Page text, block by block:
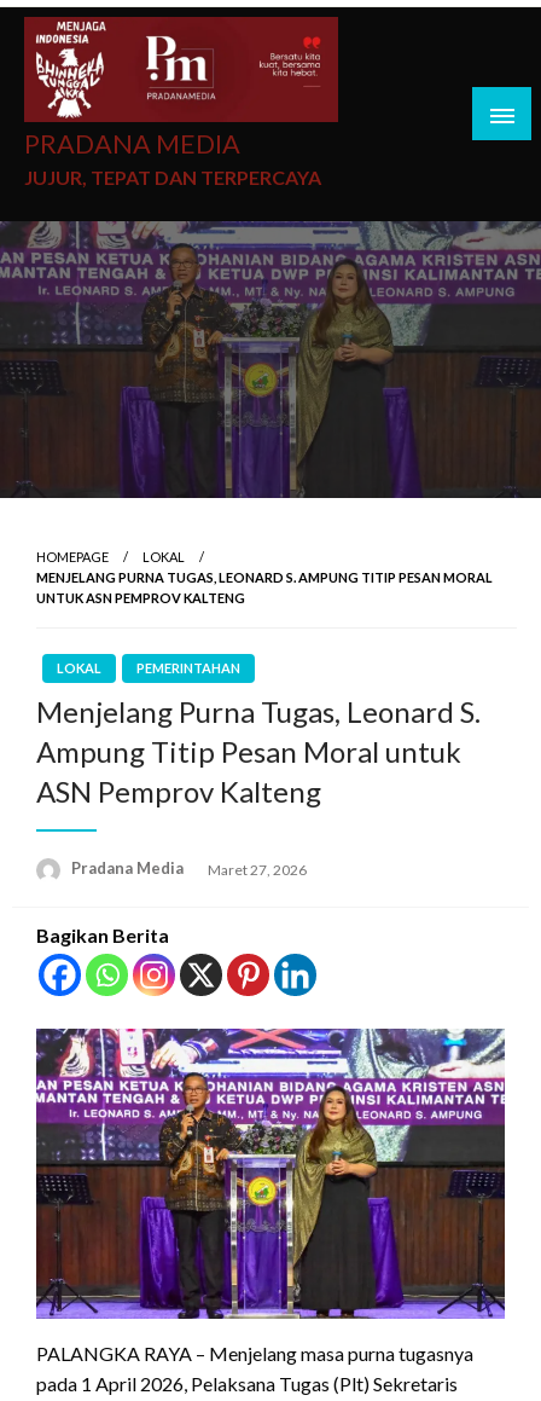
PRADANA MEDIA
JUJUR, TEPAT DAN TERPERCAYA
HOMEPAGE
LOKAL
MENJELANG PURNA TUGAS, LEONARD S. AMPUNG TITIP PESAN MORAL
UNTUK ASN PEMPROV KALTENG
LOKAL PEMERINTAHAN
Menjelang Purna Tugas, Leonard S.
Ampung Titip Pesan Moral untuk
ASN Pemprov Kalteng
Pradana Media Maret 27, 2026
Bagikan Berita
PALANGKA RAYA – Menjelang masa purna tugasnya
pada 1 April 2026, Pelaksana Tugas (Plt) Sekretaris